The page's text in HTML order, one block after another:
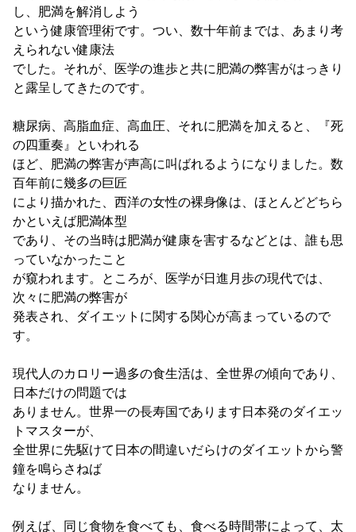
し、肥満を解消しよう
という健康管理術です。つい、数十年前までは、あまり考
えられない健康法
でした。それが、医学の進歩と共に肥満の弊害がはっきり
と露呈してきたのです。
糖尿病、高脂血症、高血圧、それに肥満を加えると、『死
の四重奏』といわれる
ほど、肥満の弊害が声高に叫ばれるようになりました。数
百年前に幾多の巨匠
により描かれた、西洋の女性の裸身像は、ほとんどどちら
かといえば肥満体型
であり、その当時は肥満が健康を害するなどとは、誰も思
っていなかったこと
が窺われます。ところが、医学が日進月歩の現代では、
次々に肥満の弊害が
発表され、ダイエットに関する関心が高まっているので
す。
現代人のカロリー過多の食生活は、全世界の傾向であり、
日本だけの問題では
ありません。世界一の長寿国であります日本発のダイエッ
トマスターが、
全世界に先駆けて日本の間違いだらけのダイエットから警
鐘を鳴らさねば
なりません。
例えば、同じ食物を食べても、食べる時間帯によって、太